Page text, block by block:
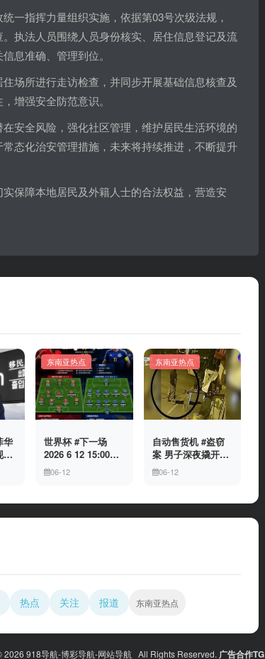
一指挥力量组织实施，依据第03号次级法规，
执法人员围绕人员身份核实、居住信息登记及流
息准确、管理到位。
场所进行走访检查，并同步开展基础信息核查及
增强安全防范意识。
安全风险，强化社区管理，维护居民生活环境的
态化治安管理措施，未来将持续推进，不断提升
保障本地居民及外籍人士的合法权益，营造安
华
假
东南亚热点
世界杯 #下一场
2026 6 12 15:00整
加拿大与波黑的较
量 究竟胜利的天平
加拿大借助主场优
势笑到最后，还是
06-12
东南亚热点
自动售货机 #盗窃
案 男子深夜撬开自
动售货机，2000比
索硬币被一扫而空
06-12
热点 关注 报道 东南亚热点
2026 918导航-博彩导航-网站导航 All Rights Reserved. 广告合作TG